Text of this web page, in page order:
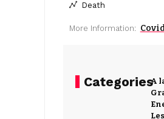
Death
More Information:
CategoriesA